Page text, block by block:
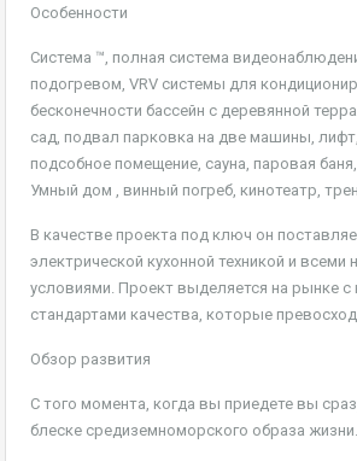
Особенности
Система ™, полная система
подогревом, VRV системы для
бесконечности бассейн с деревянной
сад, подвал парковка на две машины,
подсобное помещение, сауна, паровая
Умный дом , винный погреб, кинотеатр,
В качестве проекта под ключ он
электрической кухонной техникой и
условиями. Проект выделяется на рынке
стандартами качества, которые
Обзор развития
С того момента, когда вы приедете вы
блеске средиземноморского образа жизни.